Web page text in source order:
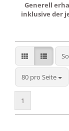
Generell
inklusive der
80 pro Seite
pro Seite
1